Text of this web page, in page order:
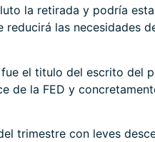
la retirada y podría
las necesidades
fue el titulo del escrito del
de la FED y
trimestre con leves